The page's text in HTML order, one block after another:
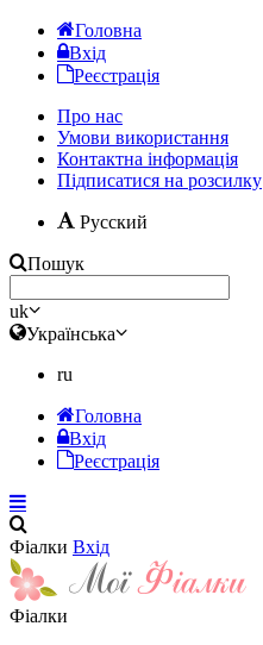
Головна
Вхід
Реєстрація
Про нас
Умови використання
Контактна інформація
Підписатися на розсилку
Русский
Пошук
uk
Українська
ru
Головна
Вхід
Реєстрація
Фіалки Вхід
Фіалки